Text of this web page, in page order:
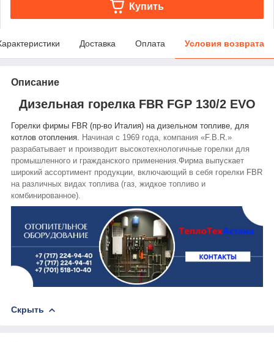
Купить
Доставка Оплата Условия возврата
Описание
Дизельная горелка FBR FGP 130/2 EVO
Горелки фирмы FBR (пр-во Италия) на дизельном топливе, для
котлов отопления. Начиная с 1969 года, компания «F.B.R.»
разрабатывает и производит высокотехнологичные горелки для
промышленного и гражданского применения.Фирма выпускает
широкий ассортимент продукции, включающий в себя горелки FBR
на различных видах топлива (газ, жидкое топливо и
комбинированное).
Скрыть